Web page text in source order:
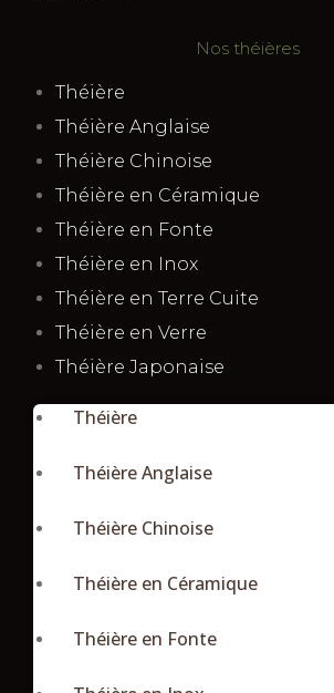
Nos théières
Théière
Théière Anglaise
Théière Chinoise
Théière en Céramique
Théière en Fonte
Théière en Inox
Théière en Terre Cuite
Théière en Verre
Théière Japonaise
Théière
Théière Anglaise
Théière Chinoise
Théière en Céramique
Théière en Fonte